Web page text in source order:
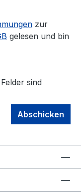
zur
gelesen und bin
sind
Abschicken